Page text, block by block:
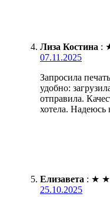
Лиза Костина :
07.11.2025
Запросила
удобно:
отправила.
хотела. Надеюсь
Елизавета : ★ ★
25.10.2025